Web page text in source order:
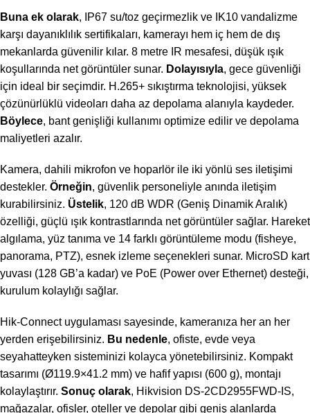
Buna ek olarak, IP67 su/toz geçirmezlik ve IK10 vandalizme
karşı dayanıklılık sertifikaları, kamerayı hem iç hem de dış
mekanlarda güvenilir kılar. 8 metre IR mesafesi, düşük ışık
koşullarında net görüntüler sunar. Dolayısıyla, gece güvenliği
için ideal bir seçimdir. H.265+ sıkıştırma teknolojisi, yüksek
çözünürlüklü videoları daha az depolama alanıyla kaydeder.
Böylece, bant genişliği kullanımı optimize edilir ve depolama
maliyetleri azalır.
Kamera, dahili mikrofon ve hoparlör ile iki yönlü ses iletişimi
destekler. Örneğin, güvenlik personeliyle anında iletişim
kurabilirsiniz. Üstelik, 120 dB WDR (Geniş Dinamik Aralık)
özelliği, güçlü ışık kontrastlarında net görüntüler sağlar. Hareket
algılama, yüz tanıma ve 14 farklı görüntüleme modu (fisheye,
panorama, PTZ), esnek izleme seçenekleri sunar. MicroSD kart
yuvası (128 GB’a kadar) ve PoE (Power over Ethernet) desteği,
kurulum kolaylığı sağlar.
Hik-Connect uygulaması sayesinde, kameranıza her an her
yerden erişebilirsiniz. Bu nedenle, ofiste, evde veya
seyahatteyken sisteminizi kolayca yönetebilirsiniz. Kompakt
tasarımı (Ø119.9×41.2 mm) ve hafif yapısı (600 g), montajı
kolaylaştırır. Sonuç olarak, Hikvision DS-2CD2955FWD-IS,
mağazalar, ofisler, oteller ve depolar gibi geniş alanlarda